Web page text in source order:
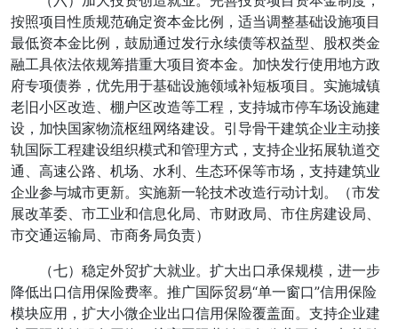
按照项目性质规范确定资本金比例，适当调整基础设施项目
最低资本金比例，鼓励通过发行永续债等权益型、股权类金
融工具依法依规筹措重大项目资本金。加快发行使用地方政
府专项债券，优先用于基础设施领域补短板项目。实施城镇
老旧小区改造、棚户区改造等工程，支持城市停车场设施建
设，加快国家物流枢纽网络建设。引导骨干建筑企业主动接
轨国际工程建设组织模式和管理方式，支持企业拓展轨道交
通、高速公路、机场、水利、生态环保等市场，支持建筑业
企业参与城市更新。实施新一轮技术改造行动计划。（市发
展改革委、市工业和信息化局、市财政局、市住房建设局、
市交通运输局、市商务局负责）
（七）稳定外贸扩大就业。扩大出口承保规模，进一步
降低出口信用保险费率。推广国际贸易“单一窗口”信用保险
模块应用，扩大小微企业出口信用保险覆盖面。支持企业建